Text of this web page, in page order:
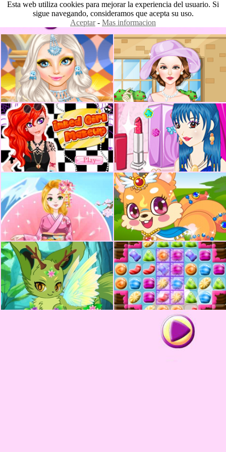
Esta web utiliza cookies para mejorar la experiencia del usuario. Si
sigue navegando, consideramos que acepta su uso.
Aceptar- Mas informacion